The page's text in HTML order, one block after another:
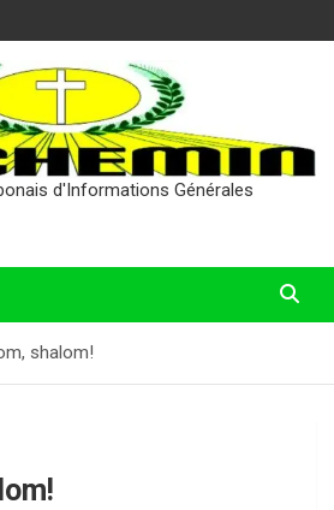
d'Informations Générales
shalom!